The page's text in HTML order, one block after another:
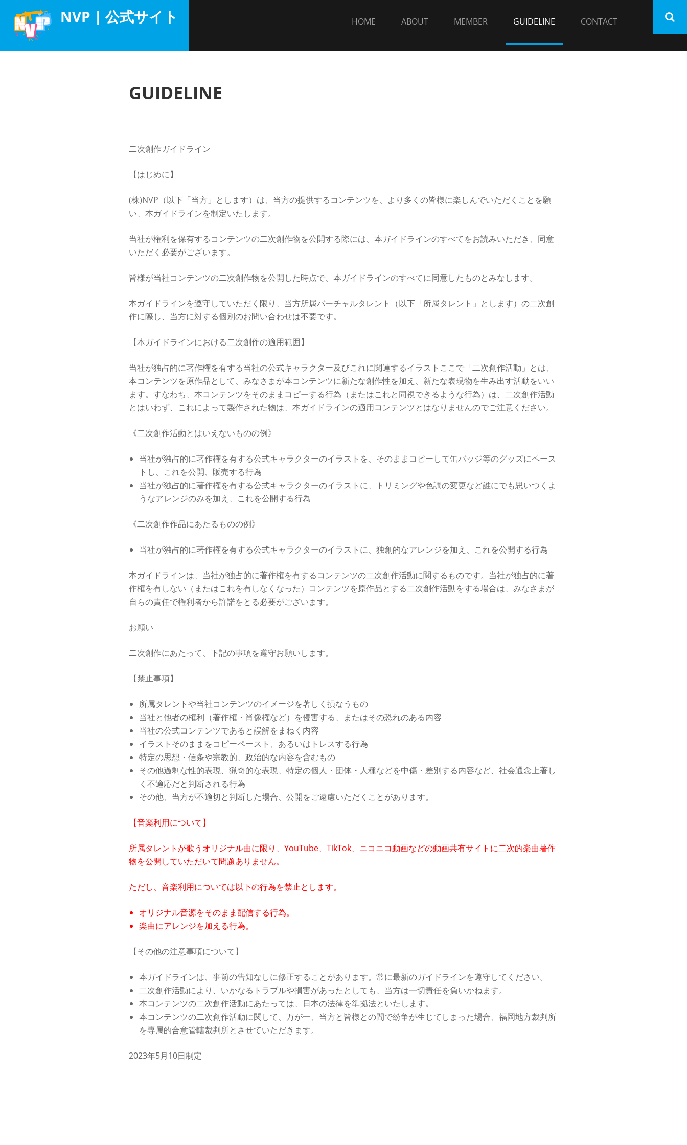
NVP | 公式サイト HOME ABOUT MEMBER GUIDELINE CONTACT
GUIDELINE
二次創作ガイドライン
【はじめに】
(株)NVP（以下「当方」とします）は、当方の提供するコンテンツを、より多くの皆様に楽しんでいただくことを願
い、本ガイドラインを制定いたします。
当社が権利を保有するコンテンツの二次創作物を公開する際には、本ガイドラインのすべてをお読みいただき、同意
いただく必要がございます。
皆様が当社コンテンツの二次創作物を公開した時点で、本ガイドラインのすべてに同意したものとみなします。
本ガイドラインを遵守していただく限り、当方所属バーチャルタレント（以下「所属タレント」とします）の二次創
作に際し、当方に対する個別のお問い合わせは不要です。
【本ガイドラインにおける二次創作の適用範囲】
当社が独占的に著作権を有する当社の公式キャラクター及びこれに関連するイラストここで「二次創作活動」とは、
本コンテンツを原作品として、みなさまが本コンテンツに新たな創作性を加え、新たな表現物を生み出す活動をいい
ます。すなわち、本コンテンツをそのままコピーする行為（またはこれと同視できるような行為）は、二次創作活動
とはいわず、これによって製作された物は、本ガイドラインの適用コンテンツとはなりませんのでご注意ください。
《二次創作活動とはいえないものの例》
当社が独占的に著作権を有する公式キャラクターのイラストを、そのままコピーして缶バッジ等のグッズにペース
トし、これを公開、販売する行為
当社が独占的に著作権を有する公式キャラクターのイラストに、トリミングや色調の変更など誰にでも思いつくよ
うなアレンジのみを加え、これを公開する行為
《二次創作作品にあたるものの例》
当社が独占的に著作権を有する公式キャラクターのイラストに、独創的なアレンジを加え、これを公開する行為
本ガイドラインは、当社が独占的に著作権を有するコンテンツの二次創作活動に関するものです。当社が独占的に著
作権を有しない（またはこれを有しなくなった）コンテンツを原作品とする二次創作活動をする場合は、みなさまが
自らの責任で権利者から許諾をとる必要がございます。
お願い
二次創作にあたって、下記の事項を遵守お願いします。
【禁止事項】
所属タレントや当社コンテンツのイメージを著しく損なうもの
当社と他者の権利（著作権・肖像権など）を侵害する、またはその恐れのある内容
当社の公式コンテンツであると誤解をまねく内容
イラストそのままをコピーペースト、あるいはトレスする行為
特定の思想・信条や宗教的、政治的な内容を含むもの
その他過剰な性的表現、猟奇的な表現、特定の個人・団体・人種などを中傷・差別する内容など、社会通念上著し
く不適応だと判断される行為
その他、当方が不適切と判断した場合、公開をご遠慮いただくことがあります。
【音楽利用について】
所属タレントが歌うオリジナル曲に限り、YouTube、TikTok、ニコニコ動画などの動画共有サイトに二次的楽曲著作
物を公開していただいて問題ありません。
ただし、音楽利用については以下の行為を禁止とします。
オリジナル音源をそのまま配信する行為。
楽曲にアレンジを加える行為。
【その他の注意事項について】
本ガイドラインは、事前の告知なしに修正することがあります。常に最新のガイドラインを遵守してください。
二次創作活動により、いかなるトラブルや損害があったとしても、当方は一切責任を負いかねます。
本コンテンツの二次創作活動にあたっては、日本の法律を準拠法といたします。
本コンテンツの二次創作活動に関して、万が一、当方と皆様との間で紛争が生じてしまった場合、福岡地方裁判所
を専属的合意管轄裁判所とさせていただきます。
2023年5月10日制定